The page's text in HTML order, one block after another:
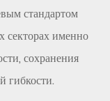
стандартом
секторах именно
сохранения
гибкости.